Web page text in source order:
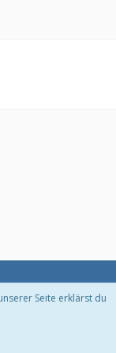
Seite erklärst du